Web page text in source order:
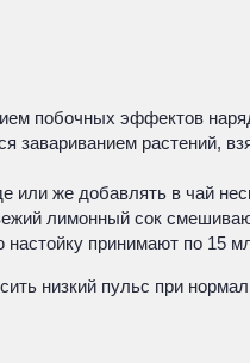
побочных эффектов
завариванием растений,
или же добавлять в чай
лимонный сок
принимают по 15
низкий пульс при